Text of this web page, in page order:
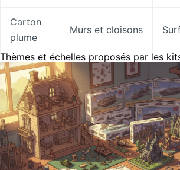
Carton
plume
Murs et cloisons
Thèmes et échelles proposés par les